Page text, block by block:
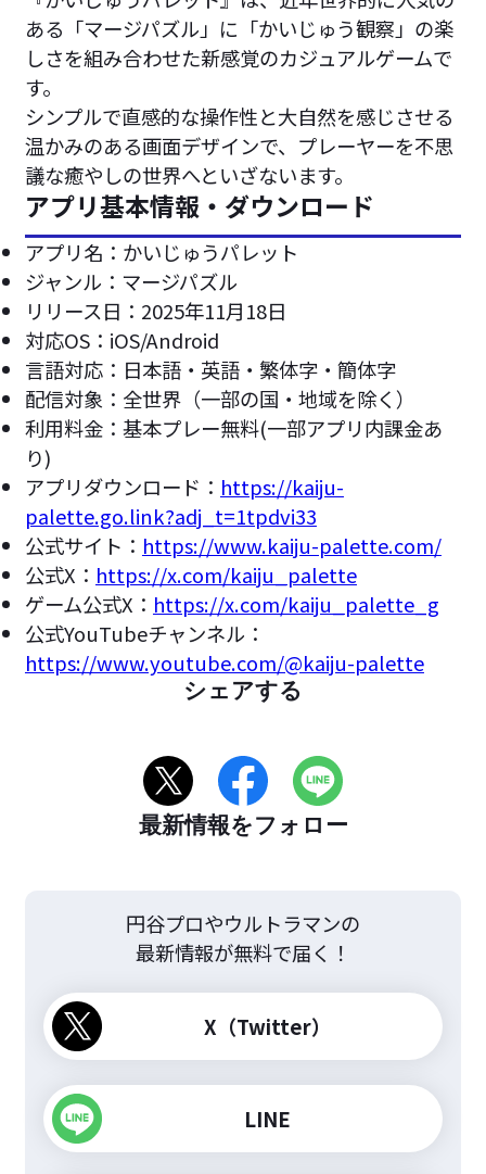
ある「マージパズル」に「かいじゅう観察」の楽
しさを組み合わせた新感覚のカジュアルゲームで
す。
シンプルで直感的な操作性と大自然を感じさせる
温かみのある画面デザインで、プレーヤーを不思
議な癒やしの世界へといざないます。
アプリ基本情報・ダウンロード
アプリ名：かいじゅうパレット
ジャンル：マージパズル
リリース日：2025年11月18日
対応OS：iOS/Android
言語対応：日本語・英語・繁体字・簡体字
配信対象：全世界（一部の国・地域を除く）
利用料金：基本プレー無料(一部アプリ内課金あ
り)
アプリダウンロード： https://kaiju-
palette.go.link?adj_t=1tpdvi33
公式サイト： https://www.kaiju-palette.com/
公式X： https://x.com/kaiju_palette
ゲーム公式X： https://x.com/kaiju_palette_g
公式YouTubeチャンネル：
https://www.youtube.com/@kaiju-palette
シェアする
最新情報をフォロー
円谷プロやウルトラマンの
最新情報が無料で届く！
X（Twitter）
LINE